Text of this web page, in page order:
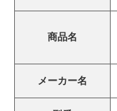
商品名
メーカー名